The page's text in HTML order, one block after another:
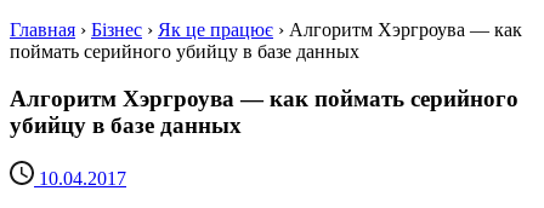
Главная › Бізнес › Як це працює › Алгоритм Хэргроува — как
поймать серийного убийцу в базе данных
Алгоритм Хэргроува — как поймать серийного
убийцу в базе данных
10.04.2017